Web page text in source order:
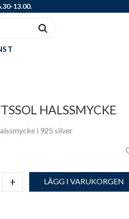
13.00.
HALSSMYCKE
i 925 silver
+